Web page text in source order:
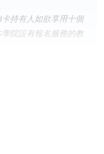
卡持有人如欲享用十個
院設有報名服務的教